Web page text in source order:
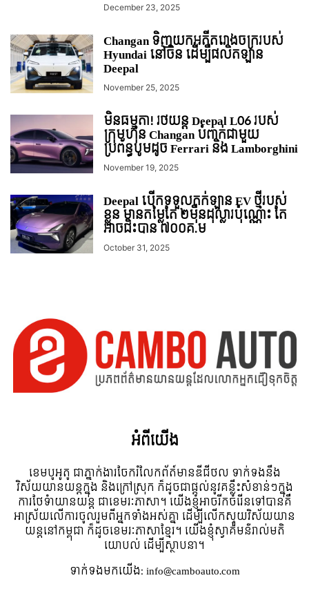
December 23, 2025
Changan ទិញយកអតីតរោងចក្ររបស់
Hyundai នៅចិន ដើម្បីផលិតឡាន
Deepal
November 25, 2025
មិនធម្មតា! រថយន្ត Deepal L06 របស់
ក្រុមហ៊ុន Changan បំពាក់ជាមួយ
ប្រព័ន្ធបូមដូច Ferrari និង Lamborghini
November 19, 2025
Deepal បើកទទួលកក់ឡាន EV ថ្មីរបស់
ខ្លួន មានតម្លៃតែ ២មុឺនដុល្លារប៉ុណ្ណោះ តែ
អាចជិះបាន ៧០០គ.ម
October 31, 2025
អំពី​យើង
ខេមបូអូតូ ជាភ្នាក់ងារចែករំលែកព័ត៍មានឌីជីថល ទាក់ទងនឹង
វិស័យយានយន្តក្នុង និងក្រៅស្រុក ក៏ដូចជាផ្តល់នូវគន្លឹះសំខាន់ៗក្នុង
ការថែទំាយានយន្ត ជាខេមរៈភាសា។ យើងខ្ញុំអាចរីកចំរើនទៅបានគឺ
អាស្រ័យលើការចូលរួមពីអ្នកទាំងអស់គ្នា ដើម្បីលើកស្ទួយវិស័យយាន
យន្តនៅកម្ពុជា ក៏ដូចខេមរៈភាសាខ្មែរ។ យើងខ្ញុំស្វាគមន៌រាល់មតិ
យោបល់ ដើម្បីស្ថាបនា។
ទាក់ទង​មក​យើង:info@camboauto.com